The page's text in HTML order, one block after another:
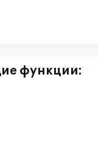
функции: